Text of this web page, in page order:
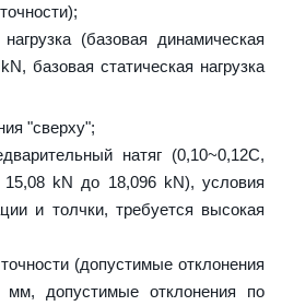
(базовая динамическая
базовая статическая нагрузка
"сверху";
натяг (0,10~0,12C,
15,08 kN до 18,096 kN), условия
и толчки, требуется высокая
(допустимые отклонения
допустимые отклонения по